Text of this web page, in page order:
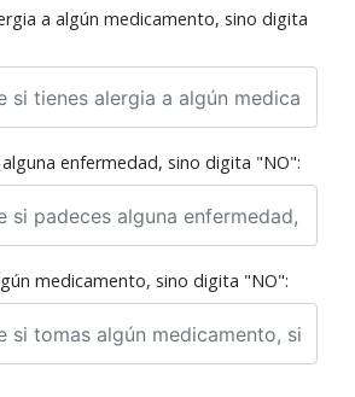
a algún medicamento, sino digita
enfermedad, sino digita "NO":
medicamento, sino digita "NO":